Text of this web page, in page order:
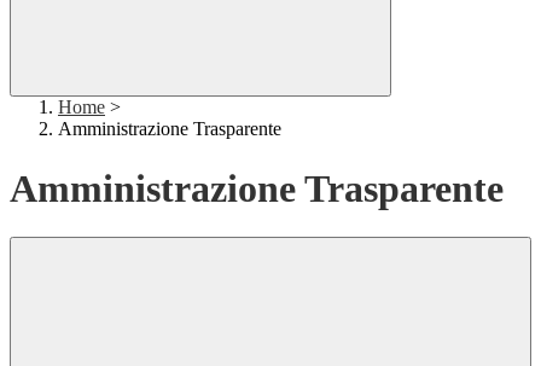
Home >
Amministrazione Trasparente
Amministrazione Trasparente